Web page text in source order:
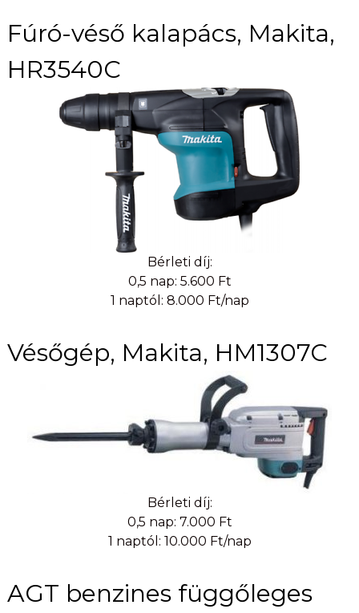
Fúró-véső kalapács, Makita,
HR3540C
Bérleti díj:
0,5 nap: 5.600 Ft
1 naptól: 8.000 Ft/nap
Vésőgép, Makita, HM1307C
Bérleti díj:
0,5 nap: 7.000 Ft
1 naptól: 10.000 Ft/nap
AGT benzines függőleges